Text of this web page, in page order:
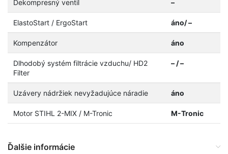
Dekompresný ventil –
ElastoStart / ErgoStart áno/ –
Kompenzátor áno
Dlhodobý systém filtrácie vzduchu/ HD2
Filter
– / –
Uzávery nádržiek nevyžadujúce náradie áno
Motor STIHL 2-MIX / M-Tronic M-Tronic
Ďalšie informácie